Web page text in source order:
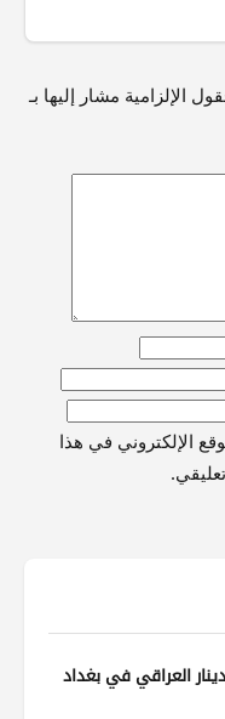
الإلزامية مشار إليها بـ
الإلكتروني في هذا
العراقي في بغداد